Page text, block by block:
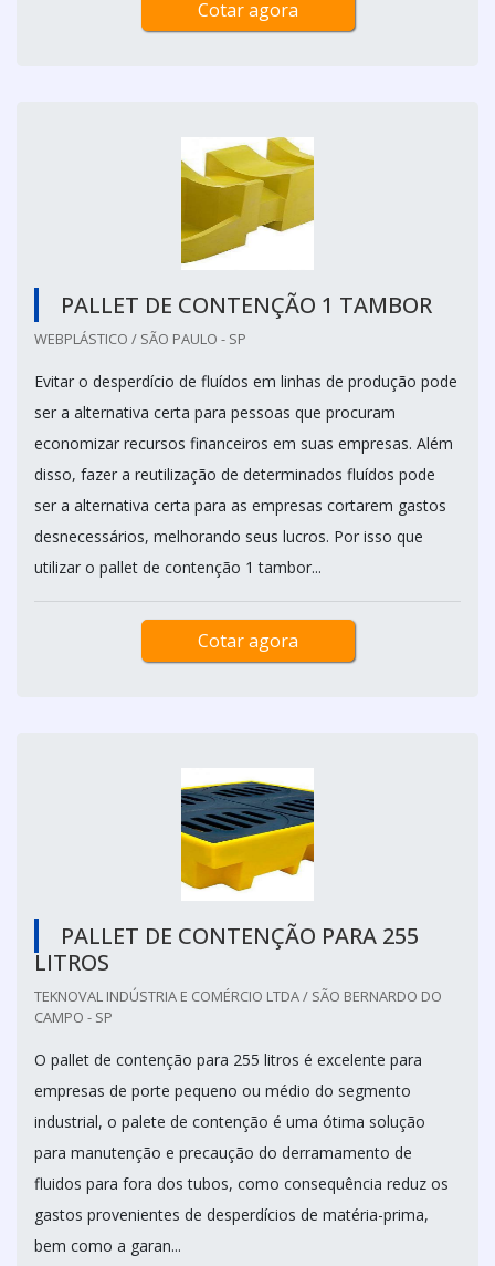
Cotar agora
PALLET DE CONTENÇÃO 1 TAMBOR
WEBPLÁSTICO / SÃO PAULO - SP
Evitar o desperdício de fluídos em linhas de produção pode
ser a alternativa certa para pessoas que procuram
economizar recursos financeiros em suas empresas. Além
disso, fazer a reutilização de determinados fluídos pode
ser a alternativa certa para as empresas cortarem gastos
desnecessários, melhorando seus lucros. Por isso que
utilizar o pallet de contenção 1 tambor...
Cotar agora
PALLET DE CONTENÇÃO PARA 255
LITROS
TEKNOVAL INDÚSTRIA E COMÉRCIO LTDA / SÃO BERNARDO DO
CAMPO - SP
O pallet de contenção para 255 litros é excelente para
empresas de porte pequeno ou médio do segmento
industrial, o palete de contenção é uma ótima solução
para manutenção e precaução do derramamento de
fluidos para fora dos tubos, como consequência reduz os
gastos provenientes de desperdícios de matéria-prima,
bem como a garan...